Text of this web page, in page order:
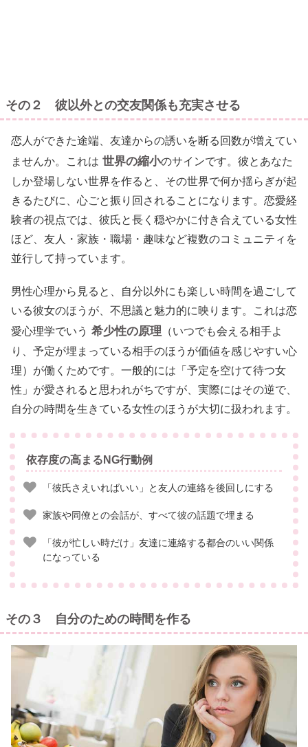
その２ 彼以外との交友関係も充実させる
恋人ができた途端、友達からの誘いを断る回数が増えてい
ませんか。これは 世界の縮小のサインです。彼とあなた
しか登場しない世界を作ると、その世界で何か揺らぎが起
きるたびに、心ごと振り回されることになります。恋愛経
験者の視点では、彼氏と長く穏やかに付き合えている女性
ほど、友人・家族・職場・趣味など複数のコミュニティを
並行して持っています。
男性心理から見ると、自分以外にも楽しい時間を過ごして
いる彼女のほうが、不思議と魅力的に映ります。これは恋
愛心理学でいう 希少性の原理 （いつでも会える相手よ
り、予定が埋まっている相手のほうが価値を感じやすい心
理）が働くためです。一般的には「予定を空けて待つ女
性」が愛されると思われがちですが、実際にはその逆で、
自分の時間を生きている女性のほうが大切に扱われます。
依存度の高まるNG行動例
「彼氏さえいればいい」と友人の連絡を後回しにする
家族や同僚との会話が、すべて彼の話題で埋まる
「彼が忙しい時だけ」友達に連絡する都合のいい関係
になっている
その３ 自分のための時間を作る